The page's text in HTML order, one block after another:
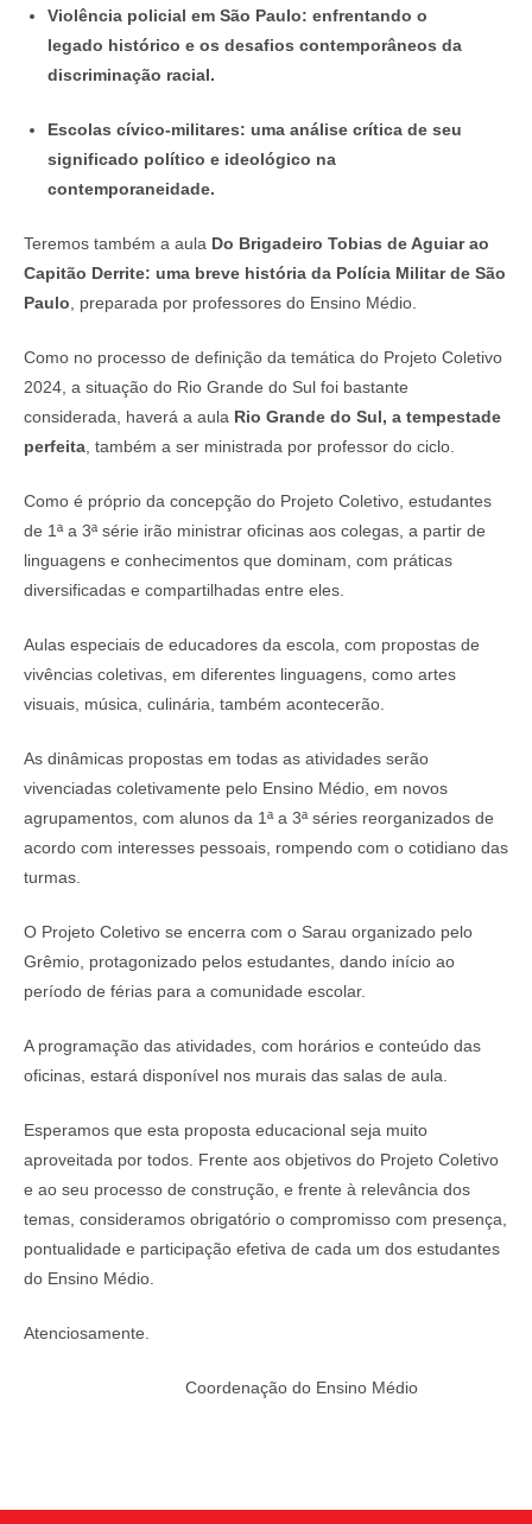
Violência policial em São Paulo: enfrentando o
legado histórico e os desafios contemporâneos da
discriminação racial.
Escolas cívico-militares: uma análise crítica de seu
significado político e ideológico na
contemporaneidade.
Teremos também a aula Do Brigadeiro Tobias de Aguiar ao
Capitão Derrite: uma breve história da Polícia Militar de São
Paulo, preparada por professores do Ensino Médio.
Como no processo de definição da temática do Projeto Coletivo
2024, a situação do Rio Grande do Sul foi bastante
considerada, haverá a aula Rio Grande do Sul, a tempestade
perfeita, também a ser ministrada por professor do ciclo.
Como é próprio da concepção do Projeto Coletivo, estudantes
de 1ª a 3ª série irão ministrar oficinas aos colegas, a partir de
linguagens e conhecimentos que dominam, com práticas
diversificadas e compartilhadas entre eles.
Aulas especiais de educadores da escola, com propostas de
vivências coletivas, em diferentes linguagens, como artes
visuais, música, culinária, também acontecerão.
As dinâmicas propostas em todas as atividades serão
vivenciadas coletivamente pelo Ensino Médio, em novos
agrupamentos, com alunos da 1ª a 3ª séries reorganizados de
acordo com interesses pessoais, rompendo com o cotidiano das
turmas.
O Projeto Coletivo se encerra com o Sarau organizado pelo
Grêmio, protagonizado pelos estudantes, dando início ao
período de férias para a comunidade escolar.
A programação das atividades, com horários e conteúdo das
oficinas, estará disponível nos murais das salas de aula.
Esperamos que esta proposta educacional seja muito
aproveitada por todos. Frente aos objetivos do Projeto Coletivo
e ao seu processo de construção, e frente à relevância dos
temas, consideramos obrigatório o compromisso com presença,
pontualidade e participação efetiva de cada um dos estudantes
do Ensino Médio.
Atenciosamente.
Coordenação do Ensino Médio